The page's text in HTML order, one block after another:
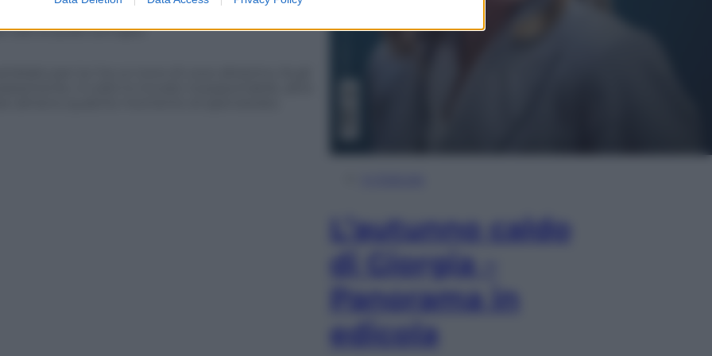
tale al quale somiglia.
L’autunno caldo
di Giorgia –
Panorama in
edicola